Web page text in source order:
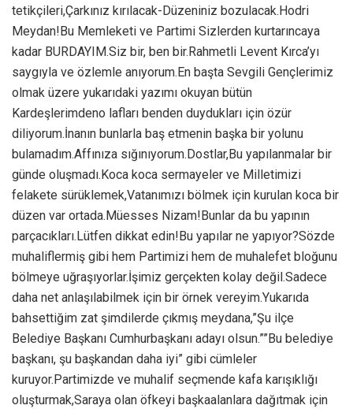
tetikçileri,Çarkınız kırılacak-Düzeniniz bozulacak.Hodri
Meydan!Bu Memleketi ve Partimi Sizlerden kurtarıncaya
kadar BURDAYIM.Siz bir, ben bir.Rahmetli Levent Kırca’yı
saygıyla ve özlemle anıyorum.En başta Sevgili Gençlerimiz
olmak üzere yukarıdaki yazımı okuyan bütün
Kardeşlerimdeno lafları benden duydukları için özür
diliyorum.İnanın bunlarla baş etmenin başka bir yolunu
bulamadım.Affınıza sığınıyorum.Dostlar,Bu yapılanmalar bir
günde oluşmadı.Koca koca sermayeler ve Milletimizi
felakete sürüklemek,Vatanımızı bölmek için kurulan koca bir
düzen var ortada.Müesses Nizam!Bunlar da bu yapının
parçacıkları.Lütfen dikkat edin!Bu yapılar ne yapıyor?Sözde
muhaliflermiş gibi hem Partimizi hem de muhalefet bloğunu
bölmeye uğraşıyorlar.İşimiz gerçekten kolay değil.Sadece
daha net anlaşılabilmek için bir örnek vereyim.Yukarıda
bahsettiğim zat şimdilerde çıkmış meydana,”Şu ilçe
Belediye Başkanı Cumhurbaşkanı adayı olsun.””Bu belediye
başkanı, şu başkandan daha iyi” gibi cümleler
kuruyor.Partimizde ve muhalif seçmende kafa karışıklığı
oluşturmak,Saraya olan öfkeyi başkaalanlara dağıtmak için